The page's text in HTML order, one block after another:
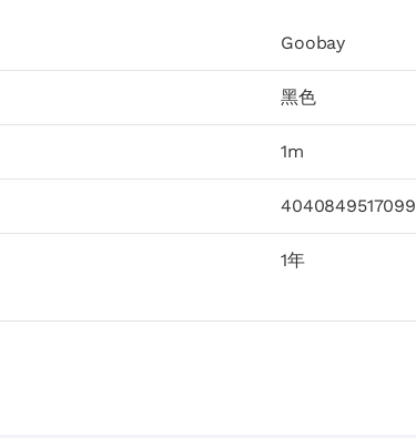
Goobay
黑色
1m
4040849517099
1年